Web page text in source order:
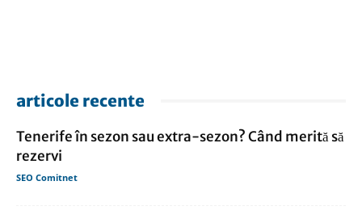
articole recente
Tenerife în sezon sau extra-sezon? Când merită să
rezervi
SEO Comitnet